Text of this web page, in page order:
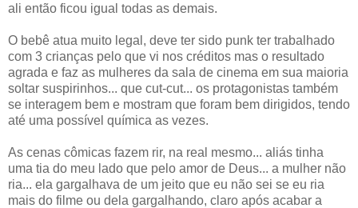
ali então ficou igual todas as demais.
O bebê atua muito legal, deve ter sido punk ter trabalhado
com 3 crianças pelo que vi nos créditos mas o resultado
agrada e faz as mulheres da sala de cinema em sua maioria
soltar suspirinhos... que cut-cut... os protagonistas também
se interagem bem e mostram que foram bem dirigidos, tendo
até uma possível química as vezes.
As cenas cômicas fazem rir, na real mesmo... aliás tinha
uma tia do meu lado que pelo amor de Deus... a mulher não
ria... ela gargalhava de um jeito que eu não sei se eu ria
mais do filme ou dela gargalhando, claro após acabar a